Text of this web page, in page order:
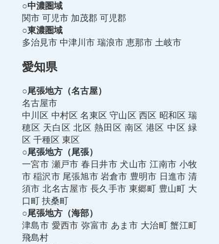
○中濃圏域
関市 可児市 加茂郡 可児郡
○東濃圏域
多治見市 中津川市 瑞浪市 恵那市 土岐市
愛知県
○尾張地方（名古屋）
名古屋市
中川区 中村区 名東区 守山区 西区 昭和区 瑞
穂区 天白区 北区 熱田区 南区 港区 中区 緑
区 千種区 東区
○尾張地方（尾張）
一宮市 瀬戸市 春日井市 犬山市 江南市 小牧
市 稲沢市 尾張旭市 岩倉市 豊明市 日進市 清
須市 北名古屋市 長久手市 東郷町 豊山町 大
口町 扶桑町
○尾張地方（海部）
津島市 愛西市 弥富市 あま市 大治町 蟹江町
飛島村